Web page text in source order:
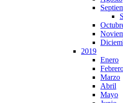
2019
Enero
Marzo
Abril
Mayo